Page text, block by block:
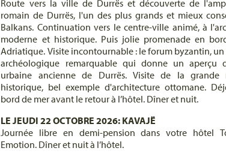
Route vers la ville de Durrës et découverte de
romain de Durrës, l'un des plus grands et mieux
Balkans. Continuation vers le centre-ville animé, à
moderne et historique. Puis jolie promenade en
Adriatique. Visite incontournable : le forum byzantin, un
archéologique remarquable qui donne un aperçu
urbaine ancienne de Durrës. Visite de la grande
historique, bel exemple d'architecture ottomane.
bord de mer avant le retour à l’hôtel. Dîner et nuit.
LE JEUDI 22 OCTOBRE 2026: KAVAJË
Journée libre en demi-pension dans votre hôtel
Emotion. Dîner et nuit à l’hôtel.